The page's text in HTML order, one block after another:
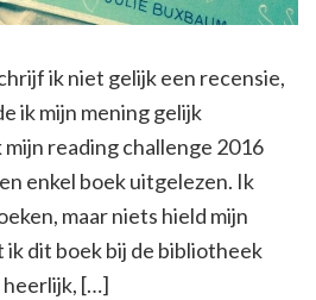
ik niet gelijk een recensie,
ik mijn mening gelijk
reading challenge 2016
enkel boek uitgelezen. Ik
maar niets hield mijn
dit boek bij de bibliotheek
heerlijk, […]